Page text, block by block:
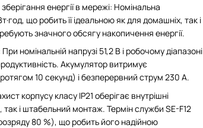
енергії в мережі: Номінальна
що робить її ідеальною як для домашніх, так і
значного обсягу накопичення енергії.
номінальній напрузі 51,2 В і робочому діапазоні
Акумулятор витримує
10 секунд) і безперервний струм 230 А.
корпусу класу IP21 оберігає внутрішні
і штабельний монтаж. Термін служби SE-F12
80 %), що робить його надійною